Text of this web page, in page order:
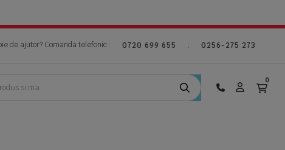
de ajutor? Comanda telefonic : 0720 699 655 ; 0256-275 273
0